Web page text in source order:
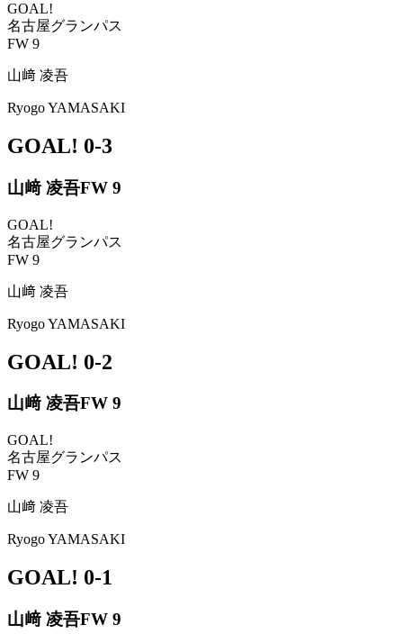
GOAL!
名古屋グランパス
FW 9
山﨑 凌吾
Ryogo YAMASAKI
GOAL! 0-3
山﨑 凌吾FW 9
GOAL!
名古屋グランパス
FW 9
山﨑 凌吾
Ryogo YAMASAKI
GOAL! 0-2
山﨑 凌吾FW 9
GOAL!
名古屋グランパス
FW 9
山﨑 凌吾
Ryogo YAMASAKI
GOAL! 0-1
山﨑 凌吾FW 9